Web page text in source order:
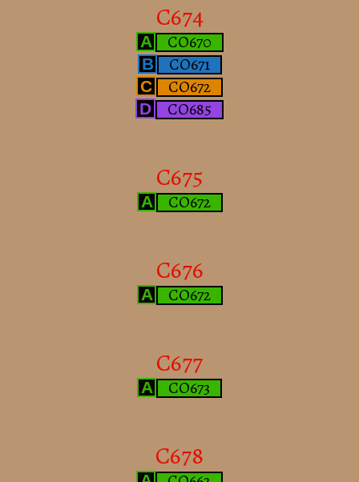
C674
A CO670
B CO671
C CO672
D CO685
C675
A CO672
C676
A CO672
C677
A CO673
C678